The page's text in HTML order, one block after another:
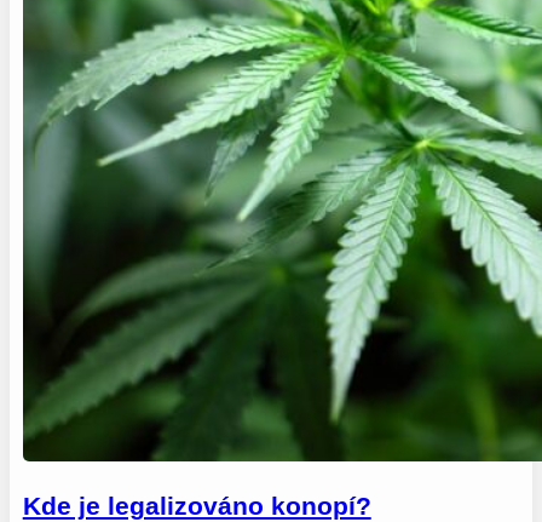
Kde je legalizováno konopí?